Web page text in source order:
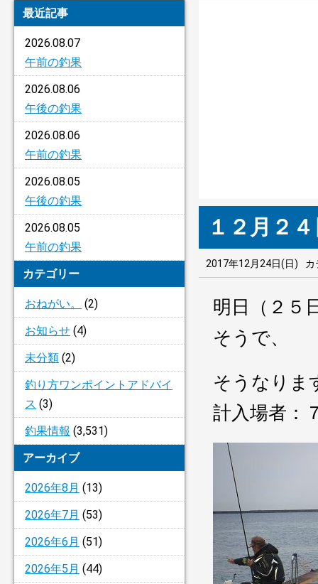
最近記事
2026.08.07
午前の釣果
2026.08.06
午後の釣果
2026.08.06
午前の釣果
2026.08.05
午後の釣果
2026.08.05
午前の釣果
カテゴリー
おねがい。
(2)
お知らせ (4)
未分類 (2)
釣り方ワンポイントアドバイ
ス (3)
釣果情報 (3,531)
アーカイブ
2026年8月 (13)
2026年7月 (53)
2026年6月 (51)
2026年5月 (44)
１２月２
2017年12月24日(日) カ
明日（２５
そうで、
そうなりま
計入場者：